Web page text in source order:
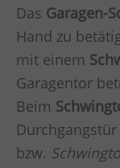
Das Garagen-
Hand zu
mit einem
Garagentor
Beim
bzw.